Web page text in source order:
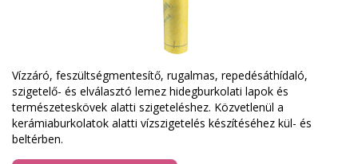
Vízzáró, feszültségmentesítő, rugalmas, repedésáthídaló,
szigetelő- és elválasztó lemez hidegburkolati lapok és
természeteskövek alatti szigeteléshez. Közvetlenül a
kerámiaburkolatok alatti vízszigetelés készítéséhez kül- és
beltérben.